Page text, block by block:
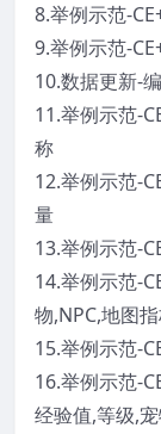
8.举例示范-
9.举例示范-
10.数据更新-
11.举例示范-
称
12.举例示范-
量
13.举例示范-
14.举例示范-
物,NPC,地图指
15.举例示范-
16.举例示范-
经验值,等级,